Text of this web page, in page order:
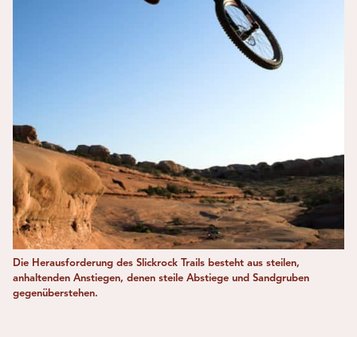
Die Herausforderung des Slickrock Trails besteht aus steilen,
anhaltenden Anstiegen, denen steile Abstiege und Sandgruben
gegenüberstehen.